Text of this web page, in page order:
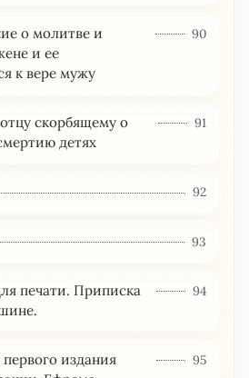
о молитве и
и ее
к вере мужу
90
скорбящему о
детях
91
92
93
печати. Приписка
94
издания
95